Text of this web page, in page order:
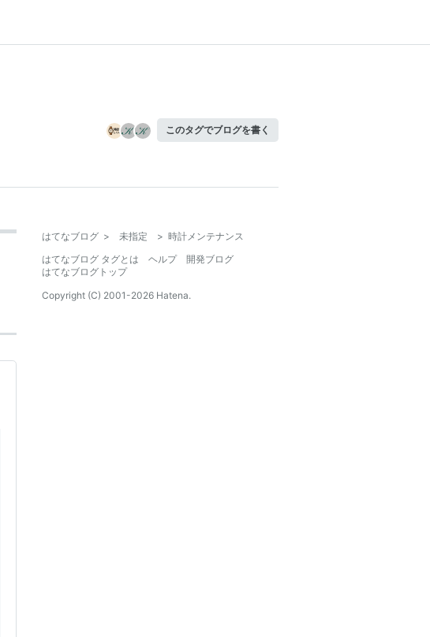
このタグでブログを書く
はてなブログ > 未指定 > 時計メンテナンス
はてなブログ タグとは
ヘルプ
開発ブログ
はてなブログトップ
Copyright (C) 2001-2026 Hatena.